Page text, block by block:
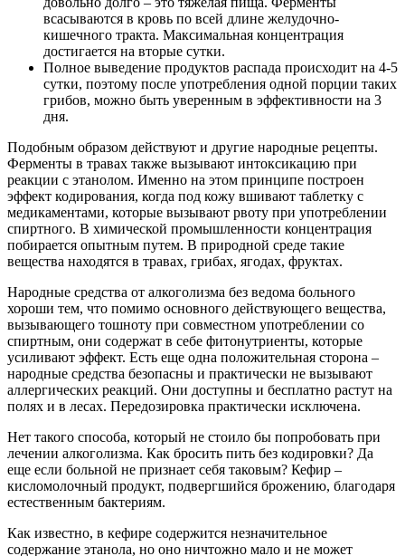
всасываются в кровь по всей длине желудочно-
кишечного тракта. Максимальная концентрация
достигается на вторые сутки.
Полное выведение продуктов распада происходит на 4-5
сутки, поэтому после употребления одной порции таких
грибов, можно быть уверенным в эффективности на 3
дня.
Подобным образом действуют и другие народные рецепты.
Ферменты в травах также вызывают интоксикацию при
реакции с этанолом. Именно на этом принципе построен
эффект кодирования, когда под кожу вшивают таблетку с
медикаментами, которые вызывают рвоту при употреблении
спиртного. В химической промышленности концентрация
побирается опытным путем. В природной среде такие
вещества находятся в травах, грибах, ягодах, фруктах.
Народные средства от алкоголизма без ведома больного
хороши тем, что помимо основного действующего вещества,
вызывающего тошноту при совместном употреблении со
спиртным, они содержат в себе фитонутриенты, которые
усиливают эффект. Есть еще одна положительная сторона –
народные средства безопасны и практически не вызывают
аллергических реакций. Они доступны и бесплатно растут на
полях и в лесах. Передозировка практически исключена.
Нет такого способа, который не стоило бы попробовать при
лечении алкоголизма. Как бросить пить без кодировки? Да
еще если больной не признает себя таковым? Кефир –
кисломолочный продукт, подвергшийся брожению, благодаря
естественным бактериям.
Как известно, в кефире содержится незначительное
содержание этанола, но оно ничтожно мало и не может